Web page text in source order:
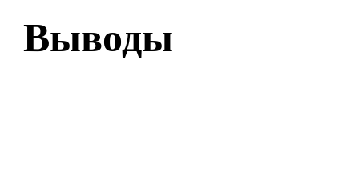
Выводы